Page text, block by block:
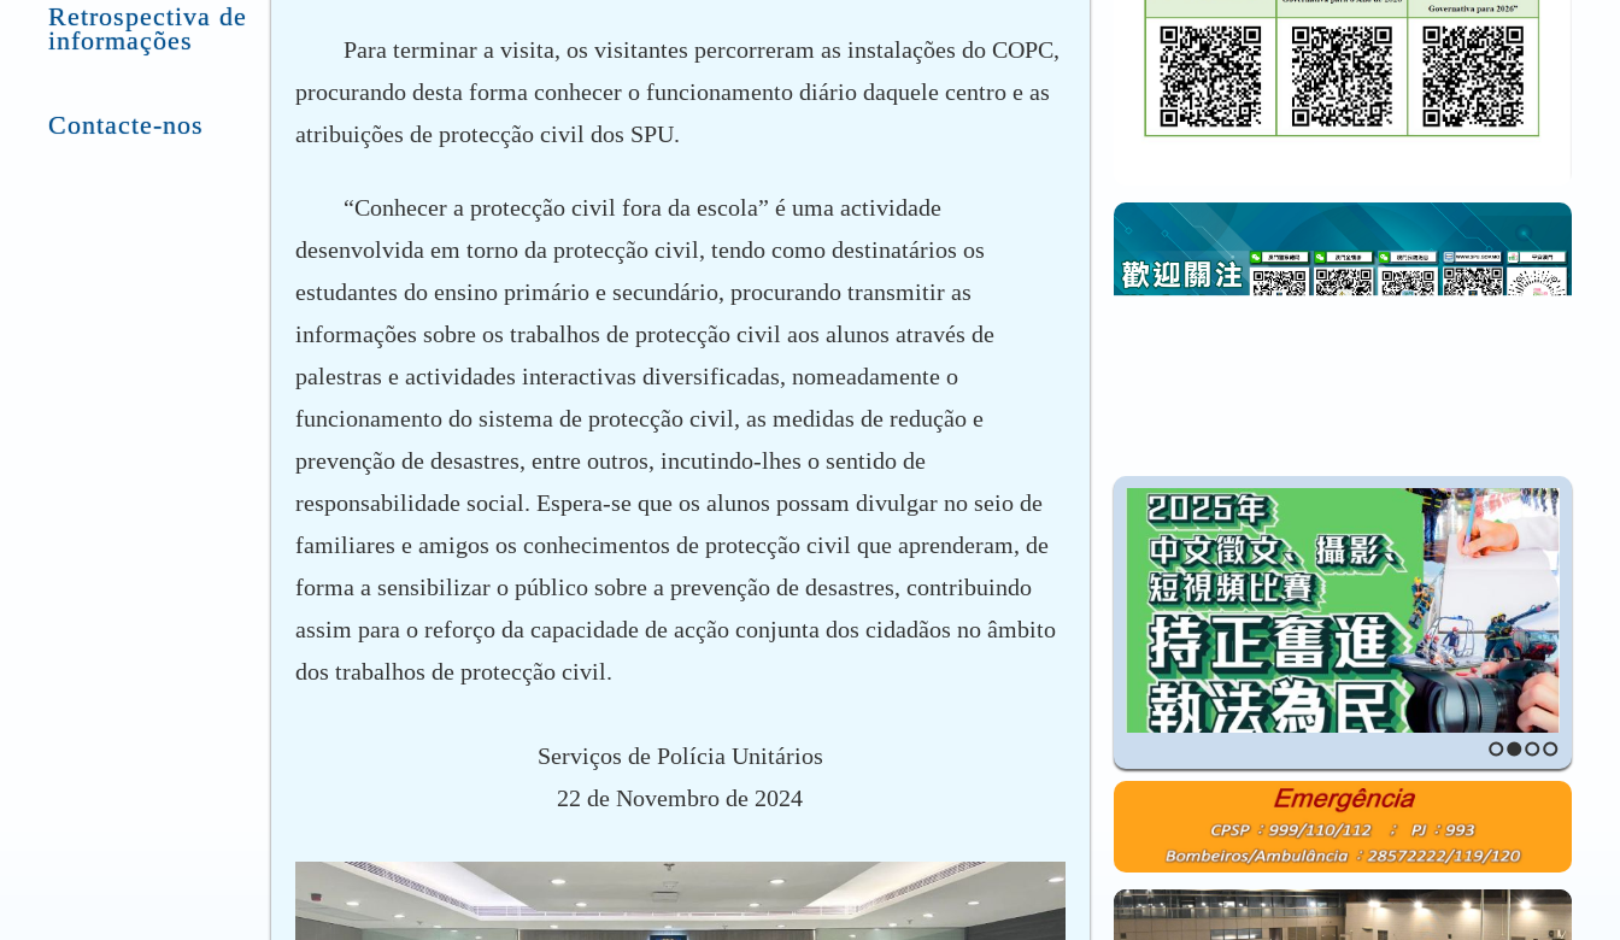
Retrospectiva de
informações
Contacte-nos
Para terminar a visita, os visitantes percorreram as instalações do COPC,
procurando desta forma conhecer o funcionamento diário daquele centro e as
atribuições de protecção civil dos SPU.
“Conhecer a protecção civil fora da escola” é uma actividade
desenvolvida em torno da protecção civil, tendo como destinatários os
estudantes do ensino primário e secundário, procurando transmitir as
informações sobre os trabalhos de protecção civil aos alunos através de
palestras e actividades interactivas diversificadas, nomeadamente o
funcionamento do sistema de protecção civil, as medidas de redução e
prevenção de desastres, entre outros, incutindo-lhes o sentido de
responsabilidade social. Espera-se que os alunos possam divulgar no seio de
familiares e amigos os conhecimentos de protecção civil que aprenderam, de
forma a sensibilizar o público sobre a prevenção de desastres, contribuindo
assim para o reforço da capacidade de acção conjunta dos cidadãos no âmbito
dos trabalhos de protecção civil.
Serviços de Polícia Unitários
22 de Novembro de 2024
1 2 3 4